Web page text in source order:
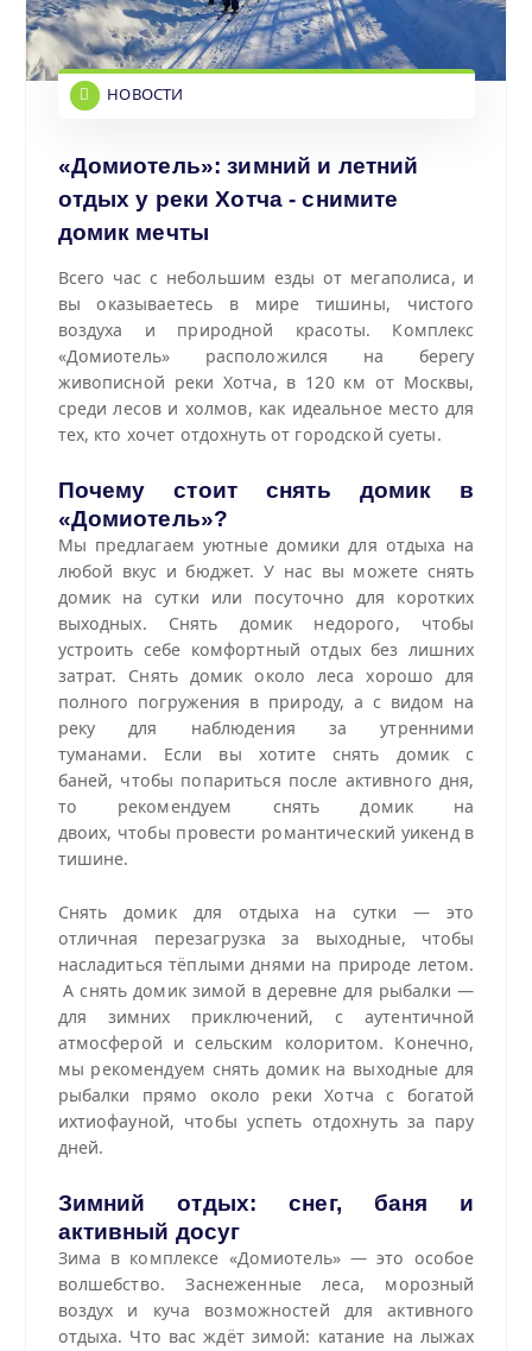
НОВОСТИ
«Домиотель»: зимний и летний
отдых у реки Хотча - снимите
домик мечты
Всего час с небольшим езды от мегаполиса, и
вы оказываетесь в мире тишины, чистого
воздуха и природной красоты. Комплекс
«Домиотель» расположился на берегу
живописной реки Хотча, в 120 км от Москвы,
среди лесов и холмов, как идеальное место для
тех, кто хочет отдохнуть от городской суеты.
Почему стоит снять домик в
«Домиотель»?
Мы предлагаем уютные домики для отдыха на
любой вкус и бюджет. У нас вы можете снять
домик на сутки или посуточно для коротких
выходных. Снять домик недорого, чтобы
устроить себе комфортный отдых без лишних
затрат. Снять домик около леса хорошо для
полного погружения в природу, а с видом на
реку для наблюдения за утренними
туманами. Если вы хотите снять домик с
баней, чтобы попариться после активного дня,
то рекомендуем снять домик на
двоих, чтобы провести романтический уикенд в
тишине.
Снять домик для отдыха на сутки — это
отличная перезагрузка за выходные, чтобы
насладиться тёплыми днями на природе летом.
А снять домик зимой в деревне для рыбалки —
для зимних приключений, с аутентичной
атмосферой и сельским колоритом. Конечно,
мы рекомендуем снять домик на выходные для
рыбалки прямо около реки Хотча с богатой
ихтиофауной, чтобы успеть отдохнуть за пару
дней.
Зимний отдых: снег, баня и
активный досуг
Зима в комплексе «Домиотель» — это особое
волшебство. Заснеженные леса, морозный
воздух и куча возможностей для активного
отдыха. Что вас ждёт зимой: катание на лыжах